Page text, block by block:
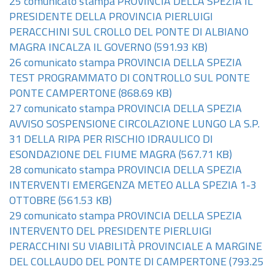
PRESIDENTE DELLA PROVINCIA PIERLUIGI
PERACCHINI SUL CROLLO DEL PONTE DI ALBIANO
MAGRA INCALZA IL GOVERNO (591.93 KB)
26 comunicato stampa PROVINCIA DELLA SPEZIA
TEST PROGRAMMATO DI CONTROLLO SUL PONTE
PONTE CAMPERTONE (868.69 KB)
27 comunicato stampa PROVINCIA DELLA SPEZIA
AVVISO SOSPENSIONE CIRCOLAZIONE LUNGO LA S.P.
31 DELLA RIPA PER RISCHIO IDRAULICO DI
ESONDAZIONE DEL FIUME MAGRA (567.71 KB)
28 comunicato stampa PROVINCIA DELLA SPEZIA
INTERVENTI EMERGENZA METEO ALLA SPEZIA 1-3
OTTOBRE (561.53 KB)
29 comunicato stampa PROVINCIA DELLA SPEZIA
INTERVENTO DEL PRESIDENTE PIERLUIGI
PERACCHINI SU VIABILITÀ PROVINCIALE A MARGINE
DEL COLLAUDO DEL PONTE DI CAMPERTONE (793.25